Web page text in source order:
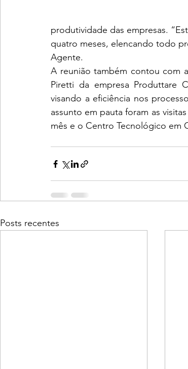
produtividade das empresas.
quatro meses, elencando todo
Agente.
A reunião também contou com
Piretti da empresa Produttare
visando a eficiência nos
assunto em pauta foram as
mês e o Centro Tecnológico em
Posts recentes